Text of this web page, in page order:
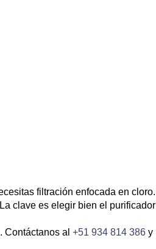
filtración enfocada en cloro.
clave es elegir bien el purificador
al +51 934 814 386 y